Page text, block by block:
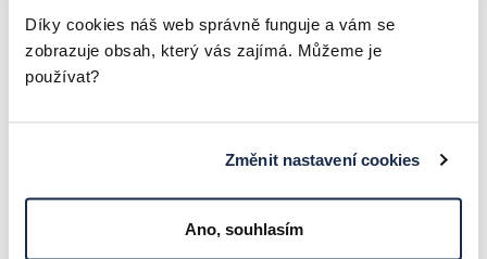
Díky cookies náš web správně funguje a vám se
zobrazuje obsah, který vás zajímá. Můžeme je
používat?
Změnit nastavení cookies
Ano, souhlasím